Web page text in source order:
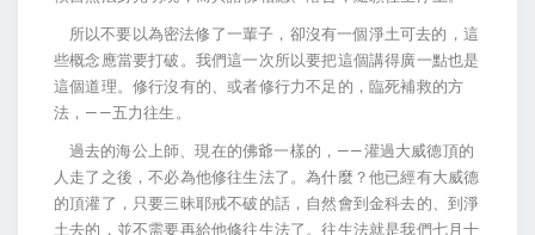
所以不要以為密法修了一輩子，卻沒有一個淨土可去的，這
些概念應當要打破。我們這一次所以要把這個講得廣一點也是
這個道理。修行沒有的、或者修行力不足的，臨死補救的方
法，——五力往生。
過去的海公上師、現在的佛爺一樣的，——灌過大威德頂的
人走了之後，不必為他修往生法了。為什麼？他已經有大威德
的頂灌了，只要三昧耶戒不破的話，自然會到金科去的、到淨
土去的，並不需要再給他修往生法了。往生法就是我們七月十